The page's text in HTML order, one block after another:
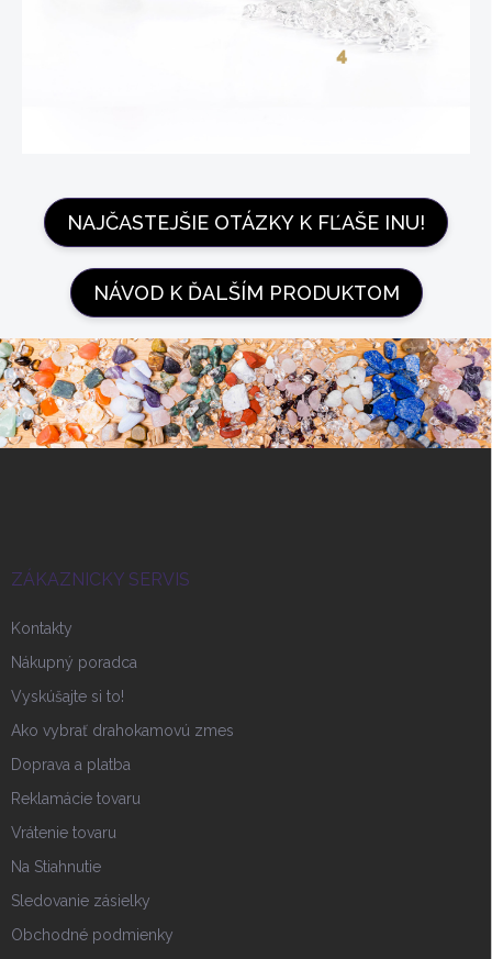
NAJČASTEJŠIE OTÁZKY K FĽAŠE INU!
NÁVOD K ĎALŠÍM PRODUKTOM
ZÁKAZNICKY SERVIS
Kontakty
Nákupný poradca
Vyskúšajte si to!
Ako vybrať drahokamovú zmes
Doprava a platba
Reklamácie tovaru
Vrátenie tovaru
Na Stiahnutie
Sledovanie zásielky
Obchodné podmienky